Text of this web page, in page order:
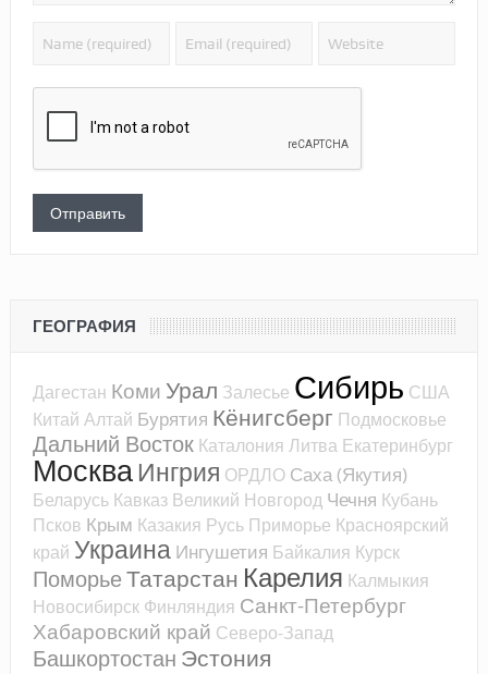
ГЕОГРАФИЯ
Дагестан Коми Урал Залесье Сибирь США
Китай Алтай Бурятия Кёнигсберг Подмосковье
Дальний Восток Каталония Литва Екатеринбург
МоскваИнгрия ОРДЛО Саха (Якутия)
Беларусь Кавказ Великий Новгород Чечня Кубань
Псков Крым Казакия Русь Приморье Красноярский
край Украина Ингушетия Байкалия Курск
ПоморьеТатарстан Карелия Калмыкия
Новосибирск Финляндия Санкт-Петербург
Хабаровский край Северо-Запад
Башкортостан Эстония